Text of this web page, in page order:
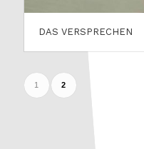
DAS VERSPRECHEN
1 2